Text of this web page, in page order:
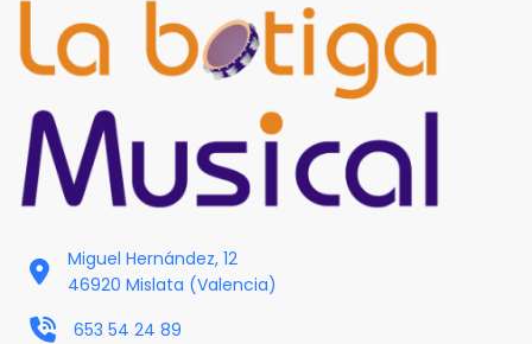
Miguel Hernández, 12
46920 Mislata (Valencia)
653 54 24 89